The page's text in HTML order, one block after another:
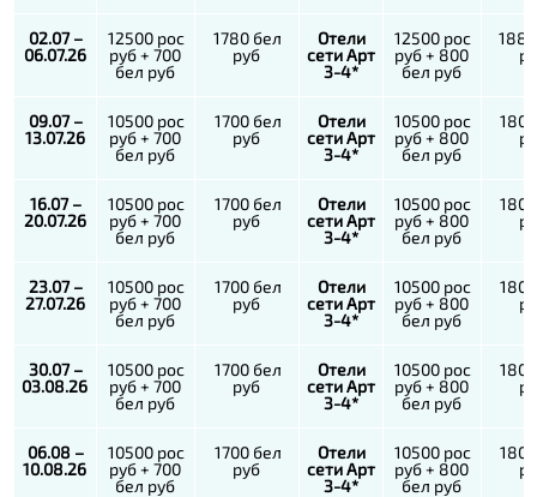
02.07 –
06.07.26
12500 рос
руб + 700
бел руб
1780 бел
руб
Отели
сети Арт
3-4*
12500 рос
руб + 800
бел руб
09.07 –
13.07.26
10500 рос
руб + 700
бел руб
1700 бел
руб
Отели
сети Арт
3-4*
10500 рос
руб + 800
бел руб
16.07 –
20.07.26
10500 рос
руб + 700
бел руб
1700 бел
руб
Отели
сети Арт
3-4*
10500 рос
руб + 800
бел руб
23.07 –
27.07.26
10500 рос
руб + 700
бел руб
1700 бел
руб
Отели
сети Арт
3-4*
10500 рос
руб + 800
бел руб
30.07 –
03.08.26
10500 рос
руб + 700
бел руб
1700 бел
руб
Отели
сети Арт
3-4*
10500 рос
руб + 800
бел руб
06.08 –
10.08.26
10500 рос
руб + 700
бел руб
1700 бел
руб
Отели
сети Арт
3-4*
10500 рос
руб + 800
бел руб